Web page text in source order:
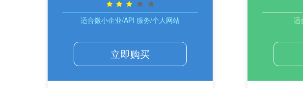
适合微小企业/API 服务/个人网站
立即购买
适